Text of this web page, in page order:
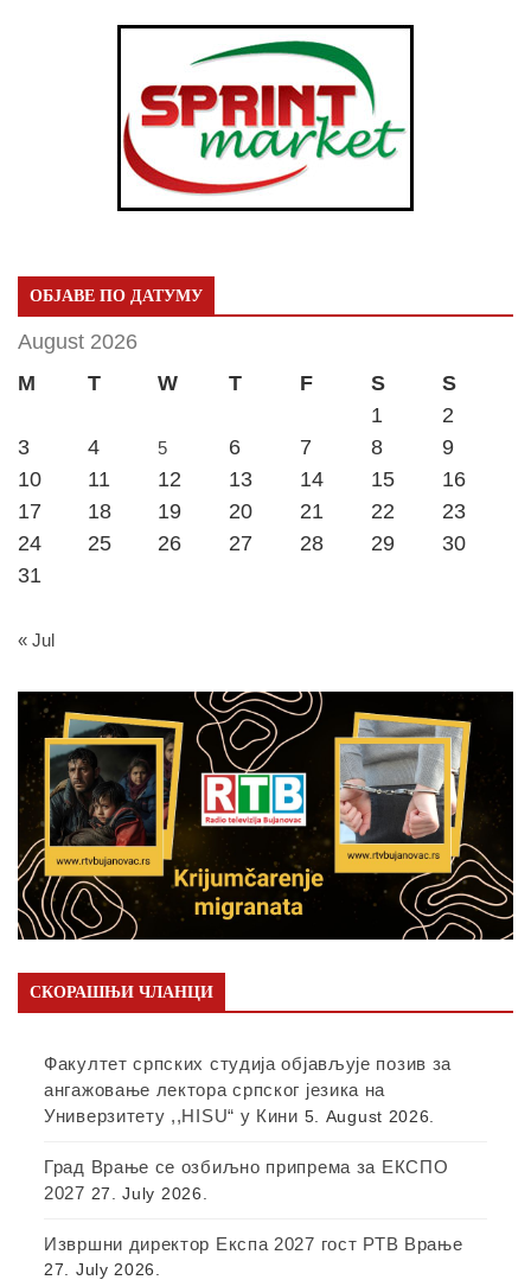
ОБЈАВЕ ПО ДАТУМУ
August 2026
M
T W T F S
S
1
2
3
4 5 6 7 8
9
10
11 12 13 14 15
16
17
18 19 20 21 22
23
24
25 26 27 28 29
30
31
« Jul
СКОРАШЊИ ЧЛАНЦИ
Факултет српских студија објављује позив за
ангажовање лектора српског језика на
Универзитету ,,HISU“ у Кини 5. August 2026.
Град Врање се озбиљно припрема за ЕКСПО
2027 27. July 2026.
Извршни директор Експа 2027 гост РТВ Врање
27. July 2026.